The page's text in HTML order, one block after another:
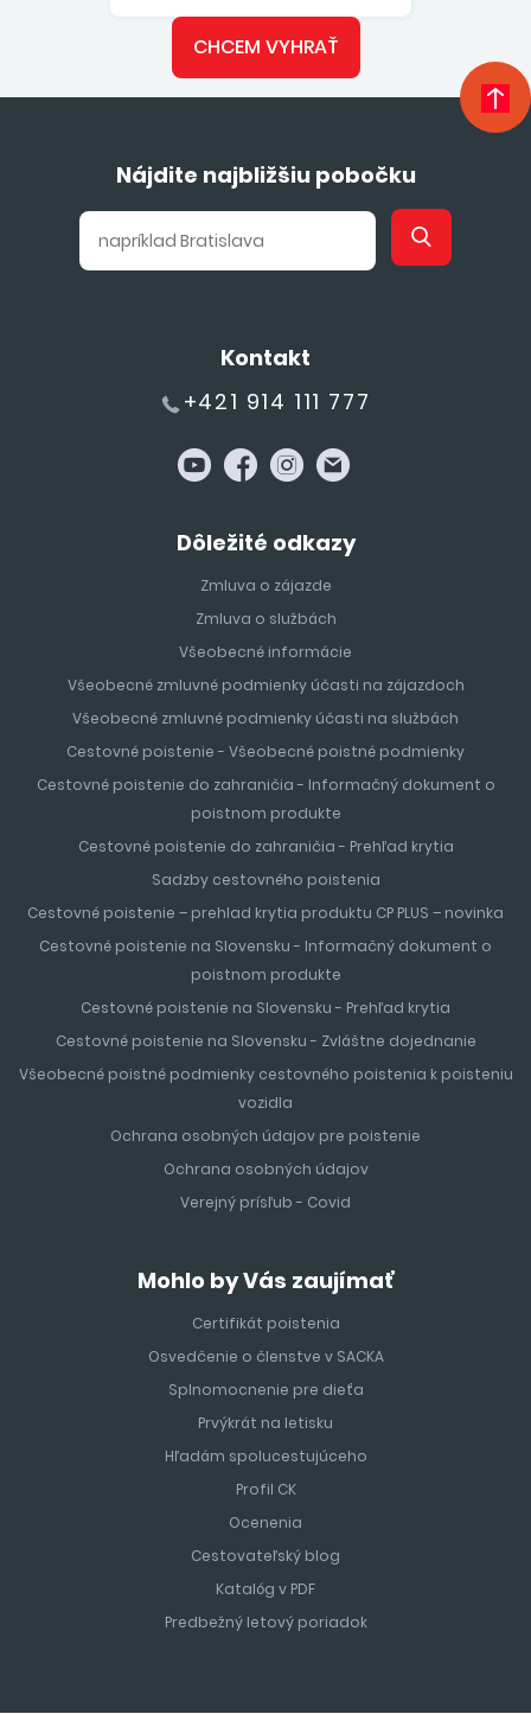
CHCEM VYHRAŤ
Nájdite najbližšiu pobočku
Kontakt
+421 914 111 777
Dôležité odkazy
Zmluva o zájazde
Zmluva o službách
Všeobecné informácie
Všeobecné zmluvné podmienky účasti na zájazdoch
Všeobecné zmluvné podmienky účasti na službách
Cestovné poistenie - Všeobecné poistné podmienky
Cestovné poistenie do zahraničia - Informačný dokument o
poistnom produkte
Cestovné poistenie do zahraničia - Prehľad krytia
Sadzby cestovného poistenia
Cestovné poistenie – prehlad krytia produktu CP PLUS – novinka
Cestovné poistenie na Slovensku - Informačný dokument o
poistnom produkte
Cestovné poistenie na Slovensku - Prehľad krytia
Cestovné poistenie na Slovensku - Zvláštne dojednanie
Všeobecné poistné podmienky cestovného poistenia k poisteniu
vozidla
Ochrana osobných údajov pre poistenie
Ochrana osobných údajov
Verejný prísľub - Covid
Mohlo by Vás zaujímať
Certifikát poistenia
Osvedčenie o členstve v SACKA
Splnomocnenie pre dieťa
Prvýkrát na letisku
Hľadám spolucestujúceho
Profil CK
Ocenenia
Cestovateľský blog
Katalóg v PDF
Predbežný letový poriadok